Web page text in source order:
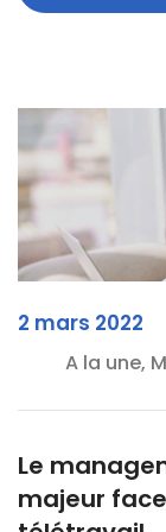
2 mars 2022
A la une,
Le
majeur